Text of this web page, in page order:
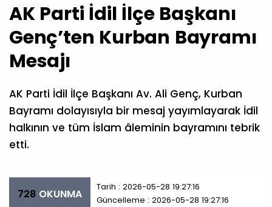
AK Parti İdil İlçe Başkanı
Genç’ten Kurban Bayramı
Mesajı
AK Parti İdil İlçe Başkanı Av. Ali Genç, Kurban
Bayramı dolayısıyla bir mesaj yayımlayarak İdil
halkının ve tüm İslam âleminin bayramını tebrik
etti.
728 OKUNMA
Tarih : 2026-05-28 19:27:16
Güncelleme : 2026-05-28 19:27:16